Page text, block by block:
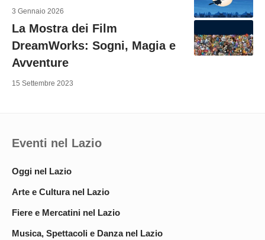
3 Gennaio 2026
La Mostra dei Film
DreamWorks: Sogni, Magia e
Avventure
15 Settembre 2023
Eventi nel Lazio
Oggi nel Lazio
Arte e Cultura nel Lazio
Fiere e Mercatini nel Lazio
Musica, Spettacoli e Danza nel Lazio